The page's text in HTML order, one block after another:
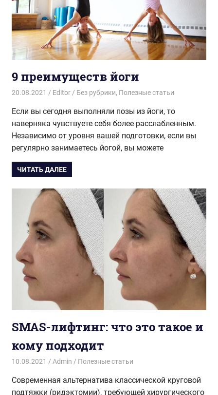
9 преимуществ йоги
20.08.2021 Editor Без рубрики, Полезные статьи
Если вы сегодня выполняли позы из йоги, то
наверняка чувствуете себя более расслабленным.
Независимо от уровня вашей подготовки, если вы
регулярно занимаетесь йогой, вы можете
ЧИТАТЬ ДАЛЕЕ
SMAS-лифтинг: что это такое и
кому подходит
10.08.2021 Admin Полезные статьи
Современная альтернатива классической круговой
подтяжки (ридэктомии), требующей хирургического